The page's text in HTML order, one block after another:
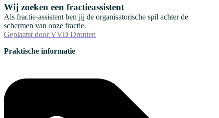
Wij zoeken een fractieassistent
Als fractie-assistent ben jij de organisatorische spil achter de
schermen van onze fractie.
Geplaatst door VVD Dronten
Praktische informatie